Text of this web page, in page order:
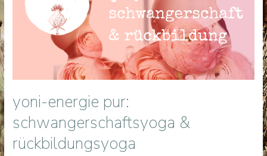
yoni-energie pur:
schwangerschaftsyoga &
rückbildungsyoga